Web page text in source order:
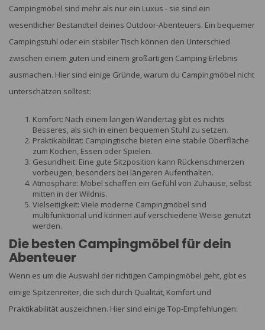
Campingmöbel sind mehr als nur ein Luxus - sie sind ein
wesentlicher Bestandteil deines Outdoor-Abenteuers. Ein bequemer
Campingstuhl oder ein stabiler Tisch können den Unterschied
zwischen einem guten und einem großartigen Camping-Erlebnis
ausmachen. Hier sind einige Gründe, warum du Campingmöbel nicht
unterschätzen solltest:
Komfort: Nach einem langen Wandertag gibt es nichts
Besseres, als sich in einen bequemen Stuhl zu setzen.
Praktikabilität: Campingtische bieten eine stabile Oberfläche
zum Kochen, Essen oder Spielen.
Gesundheit: Eine gute Sitzposition kann Rückenschmerzen
vorbeugen, besonders bei längeren Aufenthalten.
Atmosphäre: Möbel schaffen ein Gefühl von Zuhause, selbst
mitten in der Wildnis.
Vielseitigkeit: Viele moderne Campingmöbel sind
multifunktional und können auf verschiedene Weise genutzt
werden.
Die besten Campingmöbel für dein
Abenteuer
Wenn es um die Auswahl der richtigen Campingmöbel geht, gibt es
einige Spitzenreiter, die sich durch Qualität, Komfort und
Praktikabilität auszeichnen. Hier sind einige Top-Empfehlungen: